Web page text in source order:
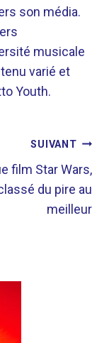
son média.
musicale
varié et
Youth.
SUIVANT
film Star Wars,
du pire au
meilleur